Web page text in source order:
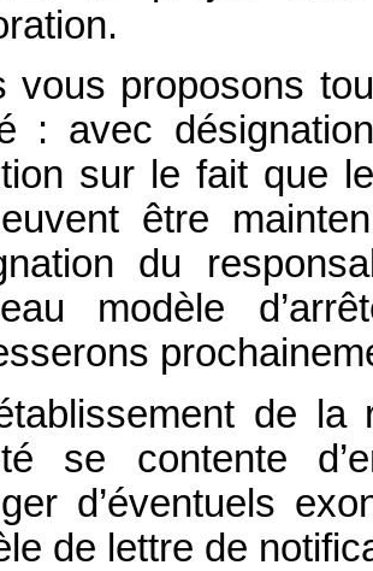
vous proposons
: avec
sur le fait que
être
du
modèle
de la
se contente
d’éventuels
de lettre de